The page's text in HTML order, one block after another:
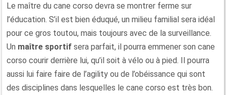
Le maître du cane corso devra se montrer ferme sur
l’éducation. S’il est bien éduqué, un milieu familial sera idéal
pour ce gros toutou, mais toujours avec de la surveillance.
Un maître sportif sera parfait, il pourra emmener son cane
corso courir derrière lui, qu’il soit à vélo ou à pied. Il pourra
aussi lui faire faire de l’agility ou de l’obéissance qui sont
des disciplines dans lesquelles le cane corso est très bon.